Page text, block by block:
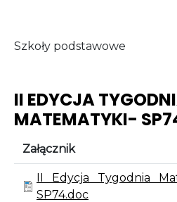
Szkoły podstawowe
II EDYCJA
MATEMATYKI-
Załącznik
II Edycja Tygodnia
SP74.doc